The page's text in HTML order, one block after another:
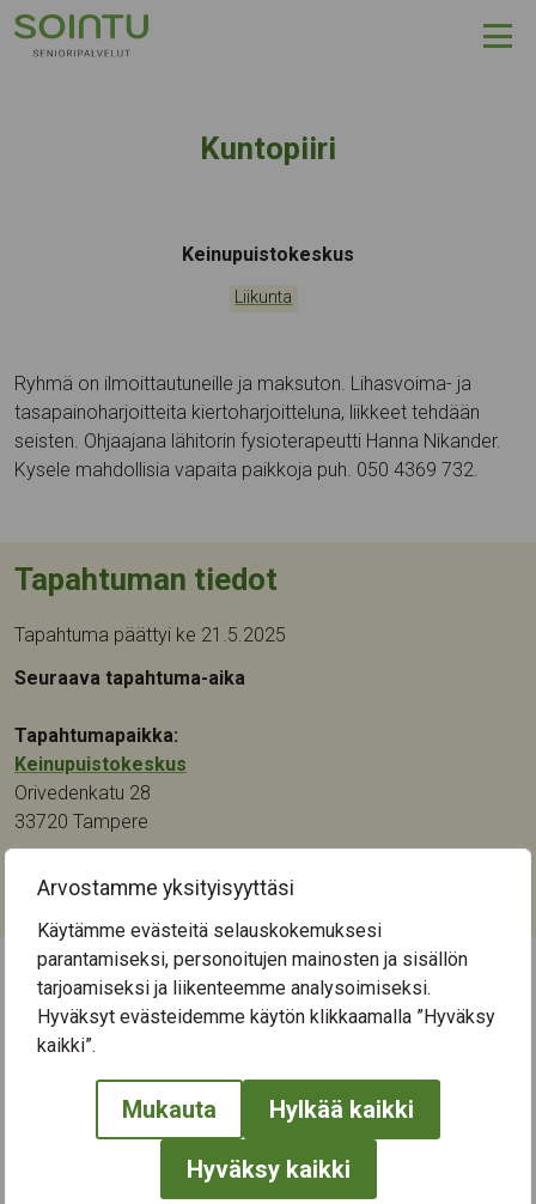
Arvostamme yksityisyyttäsi
Käytämme evästeitä selauskokemuksesi
parantamiseksi, personoitujen mainosten ja sisällön
tarjoamiseksi ja liikenteemme analysoimiseksi.
Hyväksyt evästeidemme käytön klikkaamalla ”Hyväksy
kaikki”.
Mukauta Hylkää kaikki
Hyväksy kaikki
Hyppää sisältöön
Kuntopiiri
Tapahtumapaikka:
Keinupuistokeskus
Kategoriat:
Liikunta
Ryhmä on ilmoittautuneille ja maksuton. Lihasvoima- ja
tasapainoharjoitteita kiertoharjoitteluna, liikkeet tehdään
seisten. Ohjaajana lähitorin fysioterapeutti Hanna Nikander.
Kysele mahdollisia vapaita paikkoja puh. 050 4369 732.
Tapahtuman tiedot
Tapahtuma päättyi ke 21.5.2025
Seuraava tapahtuma-aika
Tapahtumapaikka:
Keinupuistokeskus
Orivedenkatu 28
33720 Tampere
Kategoriat:
← Näytä kaikki tapahtumat